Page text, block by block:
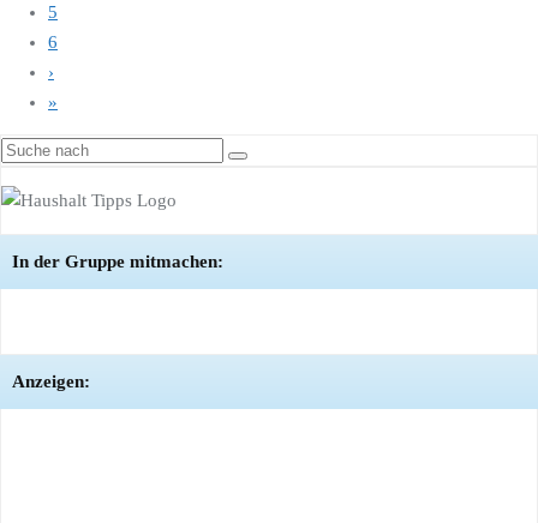
5
6
›
»
In der Gruppe mitmachen:
Anzeigen: